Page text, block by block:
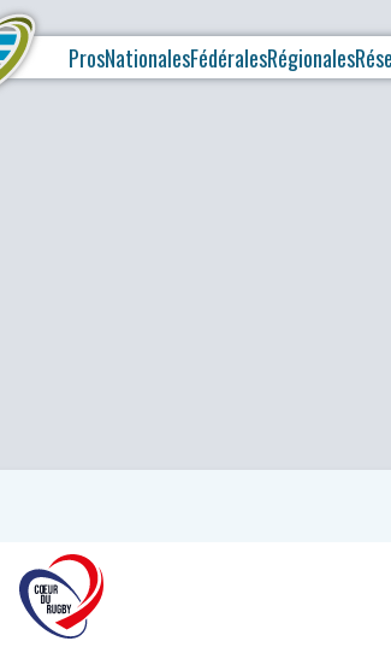
ProsNationalesFédéralesRégionales